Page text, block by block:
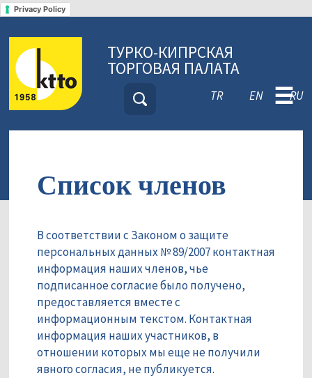
Privacy Policy
ТУРКО-КИПРСКАЯ
ТОРГОВАЯ ПАЛАТА
TR EN RU
☰
Список членов
В соответствии с Законом о защите
персональных данных № 89/2007 контактная
информация наших членов, чье
подписанное согласие было получено,
предоставляется вместе с
информационным текстом. Контактная
информация наших участников, в
отношении которых мы еще не получили
явного согласия, не публикуется.